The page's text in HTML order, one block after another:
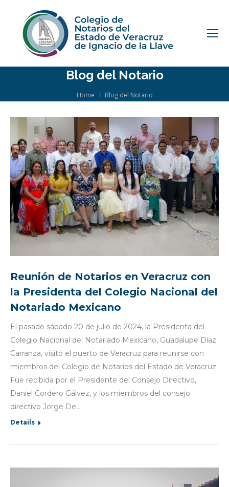
Blog del Notario
You are here:
Home Blog del Notario
Reunión de Notarios en Veracruz con
la Presidenta del Colegio Nacional del
Notariado Mexicano
El pasado sábado 20 de julio de 2024, la Presidenta del
Colegio Nacional del Notariado Mexicano, Guadalupe Díaz
Carranza, visitó el puerto de Veracruz para reunirse con
miembros del Colegio de Notarios del Estado de Veracruz.
Fue recibida por el Presidente del Consejo Directivo,
Daniel Cordero Gálvez, y los miembros del consejo
directivo Jorge De…
Details